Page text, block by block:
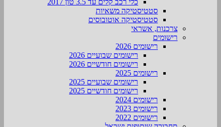
סטטיסטיקה משאיות
סטטיסטיקה אוטובוסים
צרכנות, אשראי
רישומים
רישומים 2026
רישומים שבועיים 2026
רישומים חודשיים 2026
רישומים 2025
רישומים שבועיים 2025
רישומים חודשיים 2025
רישומים 2024
רישומים 2023
רישומים 2022